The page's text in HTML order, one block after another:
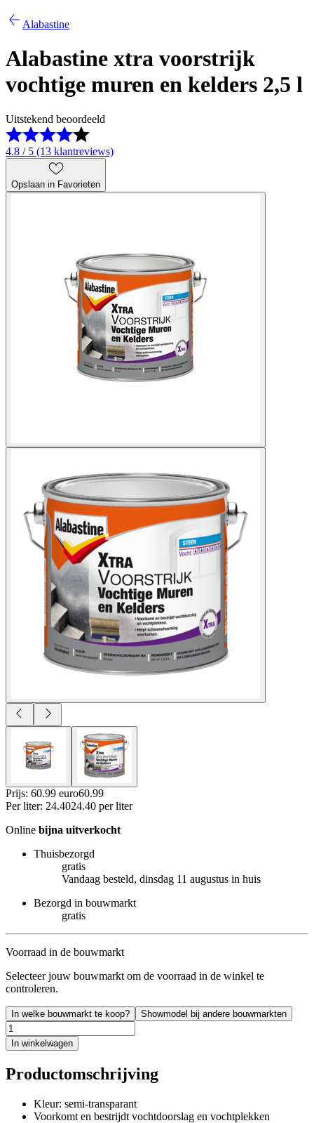
Alabastine
Alabastine xtra voorstrijk
vochtige muren en kelders 2,5 l
Uitstekend beoordeeld
4.8 / 5 (13 klantreviews)
Opslaan in Favorieten
Prijs: 60.99 euro60.99
Per liter: 24.4024.40 per liter
Online bijna uitverkocht
Thuisbezorgd
gratis
Vandaag besteld, dinsdag 11 augustus in huis
Bezorgd in bouwmarkt
gratis
Voorraad in de bouwmarkt
Selecteer jouw bouwmarkt om de voorraad in de winkel te
controleren.
In welke bouwmarkt te koop? Showmodel bij andere bouwmarkten
In winkelwagen
Productomschrijving
Kleur: semi-transparant
Voorkomt en bestrijdt vochtdoorslag en vochtplekken